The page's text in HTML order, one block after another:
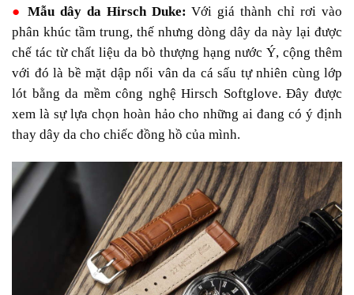
● Mẫu dây da Hirsch Duke:Với giá thành chỉ rơi vào
phân khúc tầm trung, thế nhưng dòng dây da này lại được
chế tác từ chất liệu da bò thượng hạng nước Ý, cộng thêm
với đó là bề mặt dập nổi vân da cá sấu tự nhiên cùng lớp
lót bằng da mềm công nghệ Hirsch Softglove. Đây được
xem là sự lựa chọn hoàn hảo cho những ai đang có ý định
thay dây da cho chiếc đồng hồ của mình.